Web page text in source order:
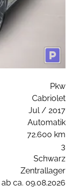
Pkw
Cabriolet
Jul / 2017
Automatik
72.600 km
3
Schwarz
Zentrallager
ab ca. 09.08.2026